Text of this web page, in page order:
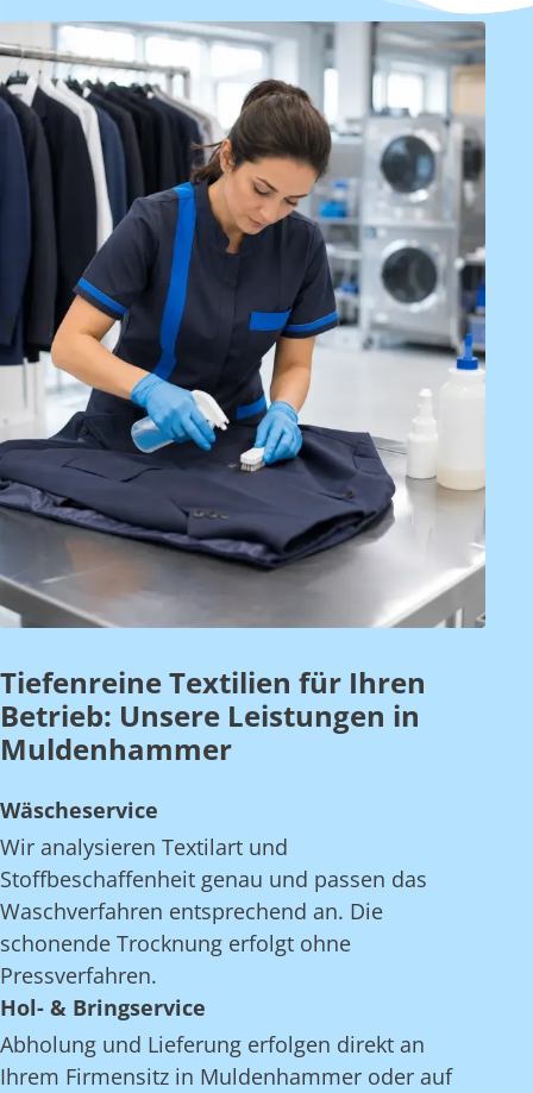
Tiefenreine Textilien für Ihren
Betrieb: Unsere Leistungen in
Muldenhammer
Wäscheservice
Wir analysieren Textilart und
Stoffbeschaffenheit genau und passen das
Waschverfahren entsprechend an. Die
schonende Trocknung erfolgt ohne
Pressverfahren.
Hol- & Bringservice
Abholung und Lieferung erfolgen direkt an
Ihrem Firmensitz in Muldenhammer oder auf